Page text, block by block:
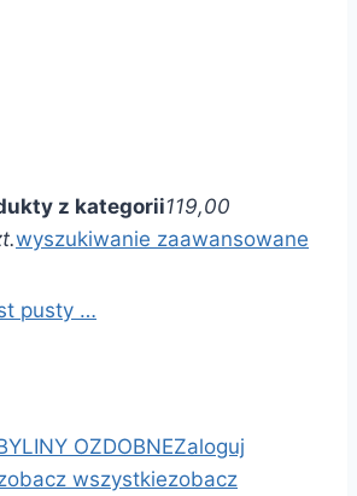
z kategorii119,00
wyszukiwanie zaawansowane
pusty …
OZDOBNEZaloguj
wszystkiezobacz